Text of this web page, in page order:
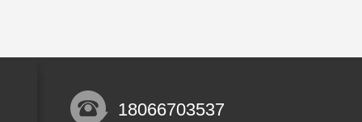
18066703537